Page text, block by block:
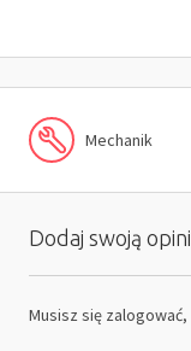
Mechanik
Dodaj swoją
Musisz się zalogować